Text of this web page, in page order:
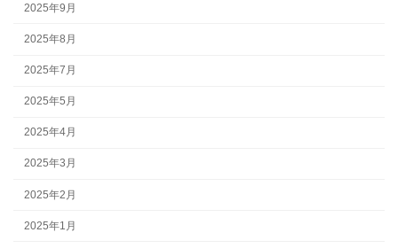
2025年9月
2025年8月
2025年7月
2025年5月
2025年4月
2025年3月
2025年2月
2025年1月